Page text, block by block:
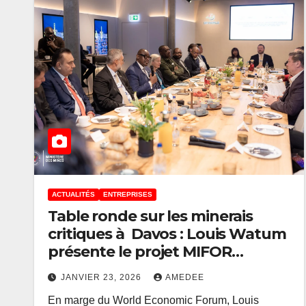
ACTUALITÉS ENTREPRISES
Table ronde sur les minerais
critiques à Davos : Louis Watum
présente le projet MIFOR
comme un exemple
emblématique de la nouvelle
JANVIER 23, 2026 AMEDEE
En marge du World Economic Forum, Louis
ACTUALITÉS FINANCE
Signature
l’accord sur